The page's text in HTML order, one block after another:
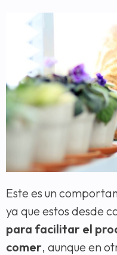
Este es un
ya que estos desde
para facilitar el
comer, aunque en